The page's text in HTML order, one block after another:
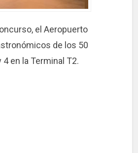
el Aeropuerto
de los 50
en la Terminal T2.